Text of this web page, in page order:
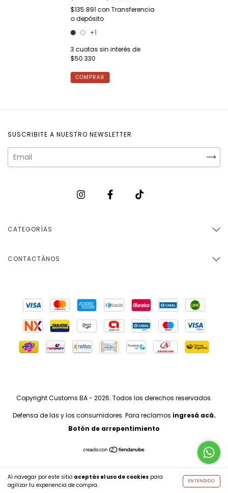
Al navegar por este sitio aceptás el uso de cookies para
agilizar tu experiencia de compra.
ENTENDIDO
$135.891 con Transferencia
o depósito
+1
3 cuotas sin interés de
$50.330
COMPRAR
SUSCRIBITE A NUESTRO NEWSLETTER
CATEGORÍAS
CONTACTÁNOS
Copyright Customs BA - 2026. Todos los derechos reservados.
Defensa de las y los consumidores. Para reclamos ingresá acá.
Botón de arrepentimiento